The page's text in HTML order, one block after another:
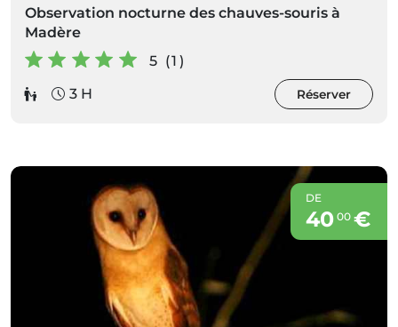
Observation nocturne des chauves-souris à
Madère
5 (1)
3 H
Réserver
DE
40 00€